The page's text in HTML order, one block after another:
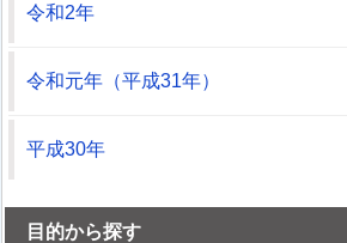
令和2年
令和元年（平成31年）
平成30年
目的から探す